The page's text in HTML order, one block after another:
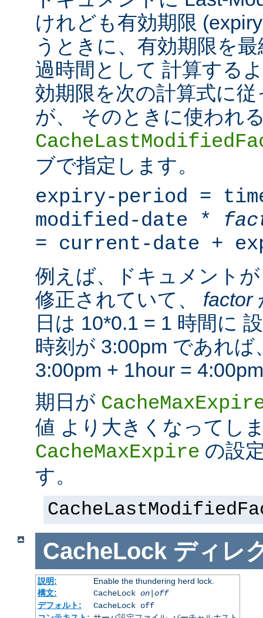
けれども有効期限
うときに、有効期限を
過時間として 計算する
効期限を次の計算式に
が、 そのときに使われ
ブで指定します。
expiry-period =
modified-date *
= current-date +
例えば、ドキュメント
修正されていて、 factor
日は 10*0.1 = 1 時間に
時刻が 3:00pm であれ
3:00pm + 1hour =
期日が
値 より大きくなってし
CacheMaxExpire の設
す。
CacheLock ディレ
説明:
Enable the thundering herd lock.
構文:
CacheLock on|off
デフォルト:
CacheLock off